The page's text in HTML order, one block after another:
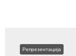
Репрезентација